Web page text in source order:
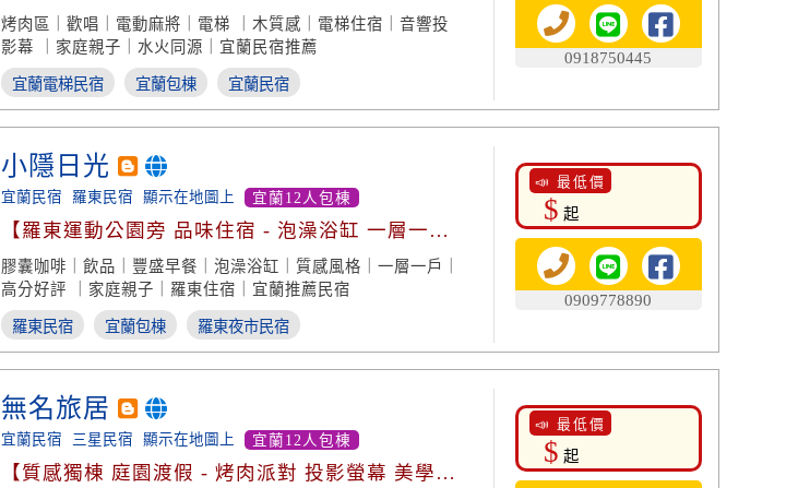
螢幕】
烤肉區｜歡唱｜電動麻將｜電梯 ｜木質感｜電梯住宿｜音響投
影幕 ｜家庭親子｜水火同源｜宜蘭民宿推薦
宜蘭電梯民宿 宜蘭包棟 宜蘭民宿
0918750445
小隱日光
宜蘭民宿 羅東民宿 顯示在地圖上 宜蘭12人包棟
【羅東運動公園旁 品味住宿 - 泡澡浴缸 一層一房
型 】
膠囊咖啡｜飲品｜豐盛早餐｜泡澡浴缸｜質感風格｜一層一戶｜
高分好評 ｜家庭親子｜羅東住宿｜宜蘭推薦民宿
羅東民宿 宜蘭包棟 羅東夜市民宿
📣 最低價
$ 起
0909778890
無名旅居
宜蘭民宿 三星民宿 顯示在地圖上 宜蘭12人包棟
【質感獨棟 庭園渡假 - 烤肉派對 投影螢幕 美學設
📣 最低價
$ 起